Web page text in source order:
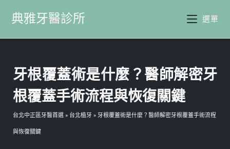
典雅牙醫診所 選單
牙根覆蓋術是什麼？醫師解密牙
根覆蓋手術流程與恢復關鍵
台北中正區牙醫首選 » 台北植牙 » 牙根覆蓋術是什麼？醫師解密牙根覆蓋手術流程
與恢復關鍵